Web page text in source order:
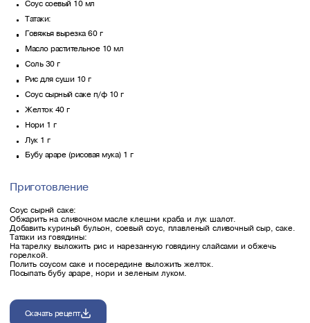
Соус соевый 10 мл
Татаки:
Говяжья вырезка 60 г
Масло растительное 10 мл
Соль 30 г
Рис для суши 10 г
Соус сырный саке п/ф 10 г
Желток 40 г
Нори 1 г
Лук 1 г
Бубу араре (рисовая мука) 1 г
Приготовление
Соус сырнй саке:
Обжарить на сливочном масле клешни краба и лук шалот.
Добавить куриный бульон, соевый соус, плавленый сливочный сыр, саке.
Татаки из говядины:
На тарелку выложить рис и нарезанную говядину слайсами и обжечь
горелкой.
Полить соусом саке и посередине выложить желток.
Посыпать бубу араре, нори и зеленым луком.
Скачать рецепт